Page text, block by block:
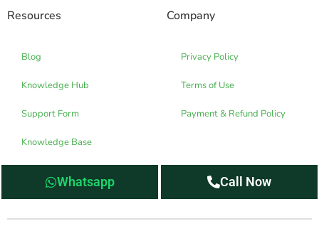
Resources
Blog
Knowledge Hub
Support Form
Knowledge Base
Company
Privacy Policy
Terms of Use
Payment & Refund Policy
Whatsapp Call Now